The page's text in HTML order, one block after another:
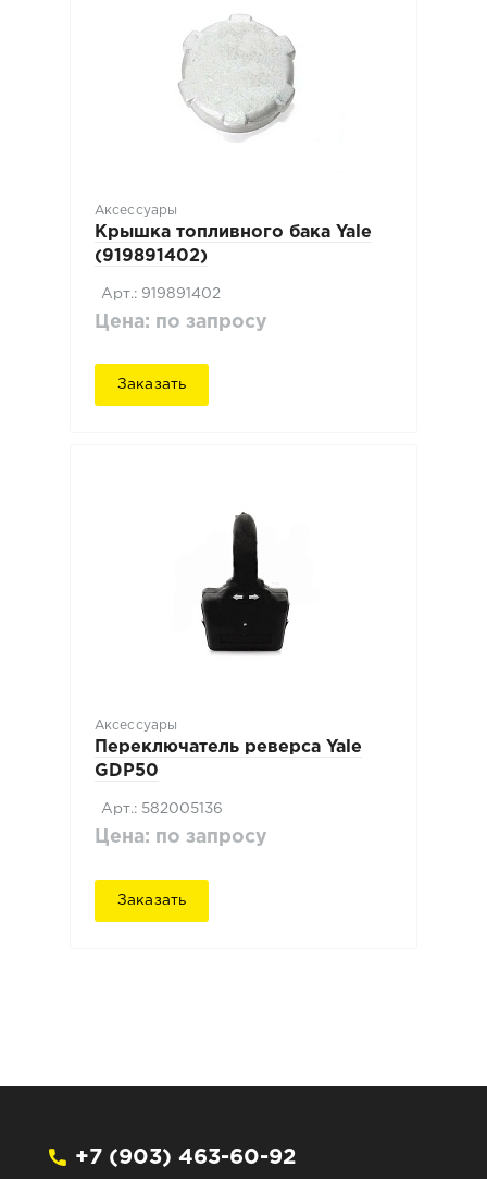
Аксессуары
Крышка топливного бака Yale
(919891402)
Арт.: 919891402
Цена: по запросу
Заказать
Аксессуары
Переключатель реверса Yale
GDP50
Арт.: 582005136
Цена: по запросу
Заказать
+7 (903) 463-60-92